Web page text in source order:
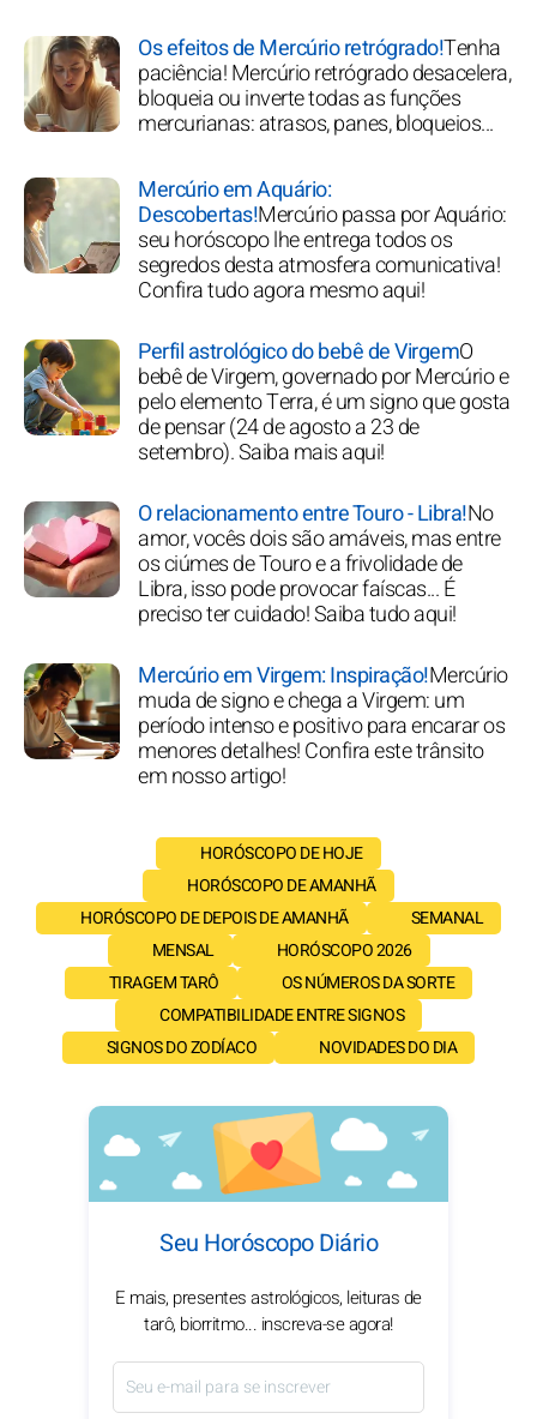
Os efeitos de Mercúrio retrógrado!Tenha
paciência! Mercúrio retrógrado desacelera,
bloqueia ou inverte todas as funções
mercurianas: atrasos, panes, bloqueios...
Mercúrio em Aquário:
Descobertas!Mercúrio passa por Aquário:
seu horóscopo lhe entrega todos os
segredos desta atmosfera comunicativa!
Confira tudo agora mesmo aqui!
Perfil astrológico do bebê de VirgemO
bebê de Virgem, governado por Mercúrio e
pelo elemento Terra, é um signo que gosta
de pensar (24 de agosto a 23 de
setembro). Saiba mais aqui!
O relacionamento entre Touro - Libra!No
amor, vocês dois são amáveis, mas entre
os ciúmes de Touro e a frivolidade de
Libra, isso pode provocar faíscas... É
preciso ter cuidado! Saiba tudo aqui!
Mercúrio em Virgem: Inspiração!Mercúrio
muda de signo e chega a Virgem: um
período intenso e positivo para encarar os
menores detalhes! Confira este trânsito
em nosso artigo!
HORÓSCOPO DE HOJE
HORÓSCOPO DE AMANHÃ
HORÓSCOPO DE DEPOIS DE AMANHÃ
SEMANAL
MENSAL
HORÓSCOPO 2026
TIRAGEM TARÔ
OS NÚMEROS DA SORTE
COMPATIBILIDADE ENTRE SIGNOS
SIGNOS DO ZODÍACO
NOVIDADES DO DIA
Seu Horóscopo Diário
E mais, presentes astrológicos, leituras de
tarô, biorritmo... inscreva-se agora!